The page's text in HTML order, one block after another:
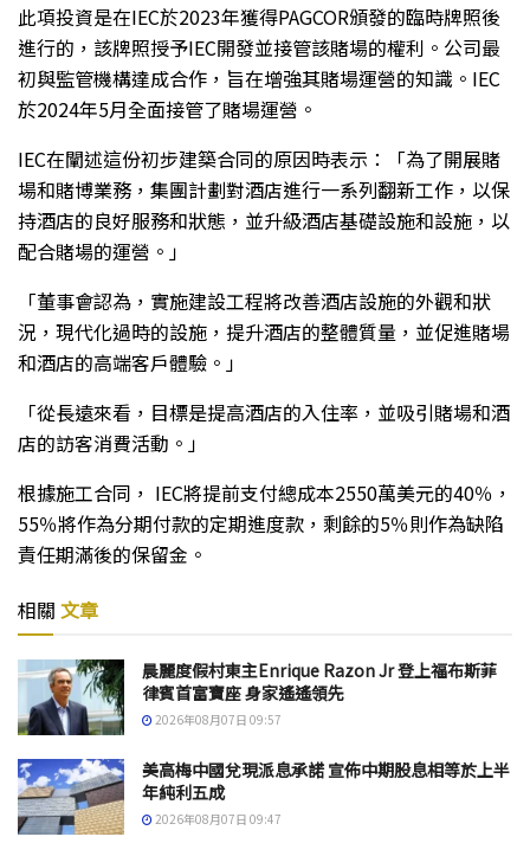
此項投資是在IEC於2023年獲得PAGCOR頒發的臨時牌照後
進行的，該牌照授予IEC開發並接管該賭場的權利。公司最
初與監管機構達成合作，旨在增強其賭場運營的知識。IEC
於2024年5月全面接管了賭場運營。
IEC在闡述這份初步建築合同的原因時表示：「為了開展賭
場和賭博業務，集團計劃對酒店進行一系列翻新工作，以保
持酒店的良好服務和狀態，並升級酒店基礎設施和設施，以
配合賭場的運營。」
「董事會認為，實施建設工程將改善酒店設施的外觀和狀
況，現代化過時的設施，提升酒店的整體質量，並促進賭場
和酒店的高端客戶體驗。」
「從長遠來看，目標是提高酒店的入住率，並吸引賭場和酒
店的訪客消費活動。」
根據施工合同， IEC將提前支付總成本2550萬美元的40％，
55％將作為分期付款的定期進度款，剩餘的5％則作為缺陷
責任期滿後的保留金。
相關 文章
晨麗度假村東主Enrique Razon Jr 登上福布斯菲
律賓首富寶座 身家遙遙領先
2026年08月07日 09:57
美高梅中國兌現派息承諾 宣佈中期股息相等於上半
年純利五成
2026年08月07日 09:47